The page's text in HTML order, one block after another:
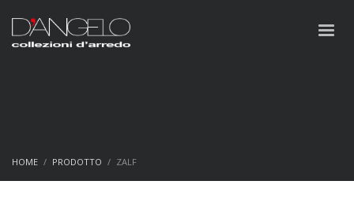
HOME PRODOTTO ZALF